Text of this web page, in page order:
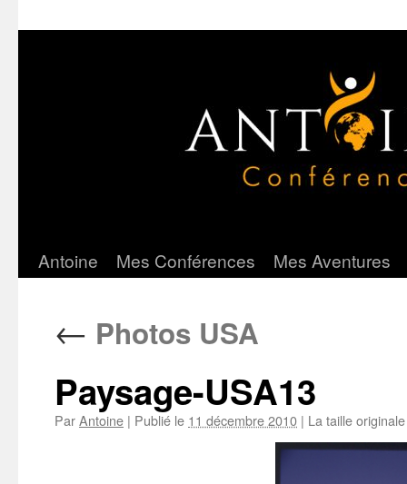
Aller
contenu
Antoine Mes Conférences Mes Aventures
← Photos USA
Paysage-USA13
ParAntoine | Publié le 11 décembre 2010 | La taille